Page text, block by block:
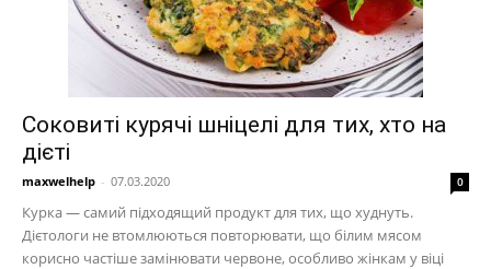
Соковиті курячі шніцелі для тих, хто на
дієті
maxwelhelp - 07.03.2020 0
Курка — самий підходящий продукт для тих, що худнуть.
Дієтологи не втомлюються повторювати, що білим мясом
корисно частіше замінювати червоне, особливо жінкам у віці